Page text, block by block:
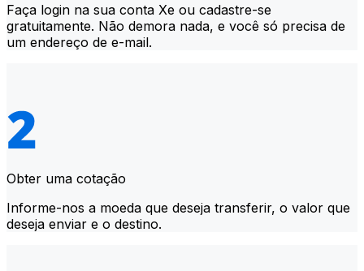
Faça login na sua conta Xe ou cadastre-se
gratuitamente. Não demora nada, e você só precisa de
um endereço de e-mail.
Obter uma cotação
Informe-nos a moeda que deseja transferir, o valor que
deseja enviar e o destino.